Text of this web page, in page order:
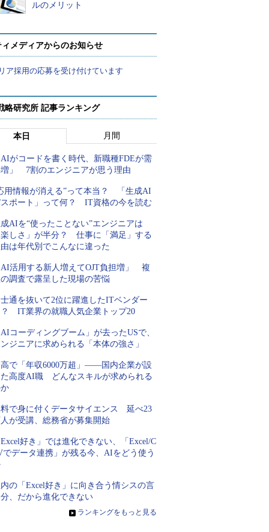
ルのメリット
メディアからのお知らせ
ア採用の応募を受け付けています
略研究所 記事ランキング
本日 月間
がコードを書く時代、新職種FDEが需
」 7割のエンジニアが思う理由
用情報が消える”って本当？ 「生成AI
ポート」って何？ IT資格の今を読む
AIを“使ったことない”エンジニアは
しさ」が半分？ 仕事に「満足」する
は年代別でこんなに違った
活用する新人増えてOJT負担増」 複
調査で露呈した現場の苦悩
通を抜いて2位に躍進したITベンダー
IT業界の就職人気企業トップ20
コーディングブーム」が去ったUSで、
ジニアに求められる「本体の強さ」
で「年収6000万超」――国内企業が設
高度AI職 どんなスキルが求められる
で身に付くデータサイエンス 延べ23
が受講、総務省が募集開始
好き」では進化できない、「Excel/C
でデータ連携」が残る今、AIをどう使う
の「Excel好き」に向き合う情シスの言
、だから進化できない
» ランキングをもっと見る